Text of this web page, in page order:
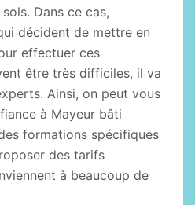
Dans ce cas,
décident de mettre en
effectuer ces
être très difficiles, il va
Ainsi, on peut vous
à Mayeur bâti
formations spécifiques
des tarifs
à beaucoup de